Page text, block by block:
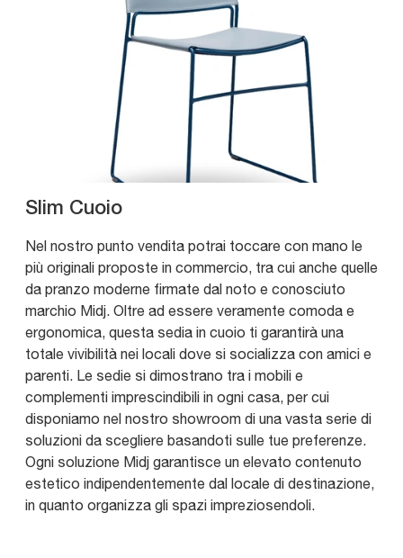
Slim Cuoio
Nel nostro punto vendita potrai toccare con mano le
più originali proposte in commercio, tra cui anche quelle
da pranzo moderne firmate dal noto e conosciuto
marchio Midj. Oltre ad essere veramente comoda e
ergonomica, questa sedia in cuoio ti garantirà una
totale vivibilità nei locali dove si socializza con amici e
parenti. Le sedie si dimostrano tra i mobili e
complementi imprescindibili in ogni casa, per cui
disponiamo nel nostro showroom di una vasta serie di
soluzioni da scegliere basandoti sulle tue preferenze.
Ogni soluzione Midj garantisce un elevato contenuto
estetico indipendentemente dal locale di destinazione,
in quanto organizza gli spazi impreziosendoli.